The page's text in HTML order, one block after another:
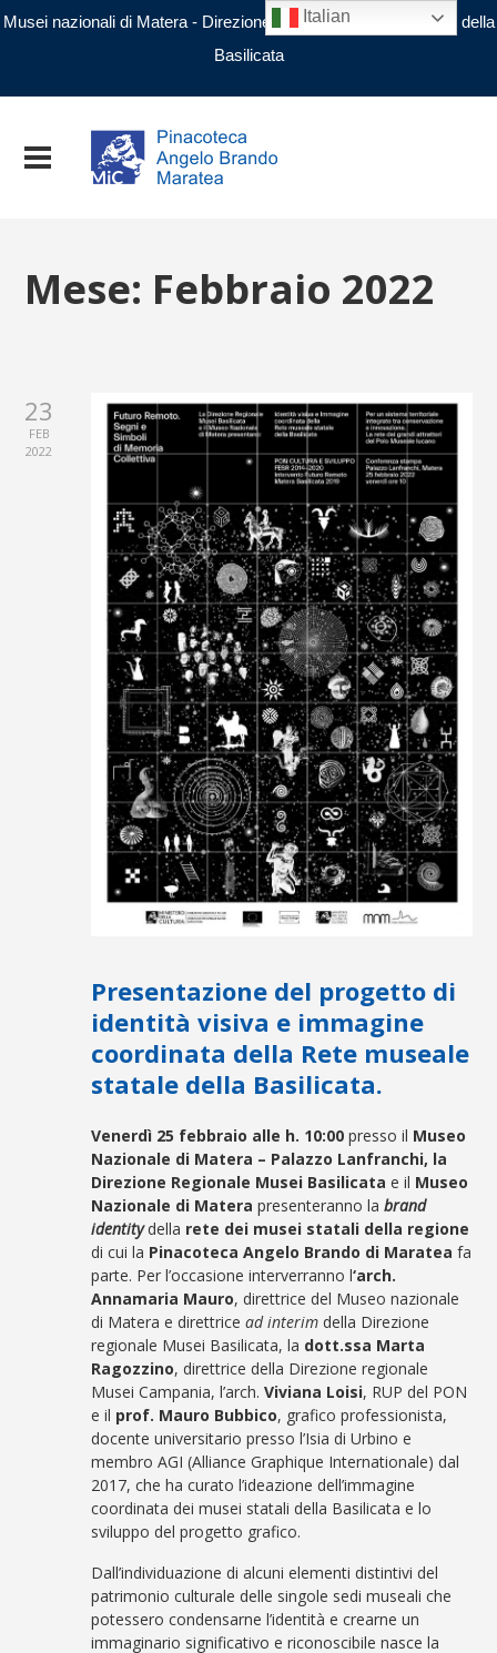
Musei nazionali di Matera - Direzione regionale Musei nazionali della
Basilicata
Mese: Febbraio 2022
23
FEB
2022
Presentazione del progetto di
identità visiva e immagine
coordinata della Rete museale
statale della Basilicata.
Venerdì 25 febbraio alle h. 10:00 presso il Museo
Nazionale di Matera – Palazzo Lanfranchi, la
Direzione Regionale Musei Basilicata e il Museo
Nazionale di Matera presenteranno labrand
identitydella rete dei musei statali della regione
di cui la Pinacoteca Angelo Brando di Marateafa
parte. Per l’occasione interverranno l‘arch.
Annamaria Mauro, direttrice del Museo nazionale
di Matera e direttricead interim della Direzione
regionale Musei Basilicata, la dott.ssa Marta
Ragozzino, direttrice della Direzione regionale
Musei Campania, l’arch.Viviana Loisi, RUP del PON
e il prof. Mauro Bubbico, grafico professionista,
docente universitario presso l’Isia di Urbino e
membro AGI (Alliance Graphique Internationale) dal
2017, che ha curato l’ideazione dell’immagine
coordinata dei musei statali della Basilicata e lo
sviluppo del progetto grafico.
Dall’individuazione di alcuni elementi distintivi del
patrimonio culturale delle singole sedi museali che
potessero condensarne l’identità e crearne un
immaginario significativo e riconoscibile nasce la
Italian